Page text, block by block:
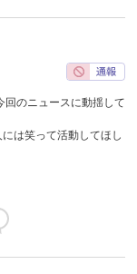
回のニュースに動揺して
は笑って活動してほし